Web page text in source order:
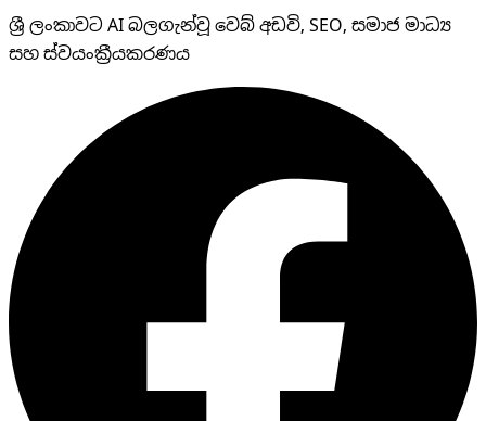
ශ්‍රී ලංකාවට AI බලගැන්වූ වෙබ් අඩවි, SEO, සමාජ මාධ්‍ය
සහ ස්වයංක්‍රීයකරණය